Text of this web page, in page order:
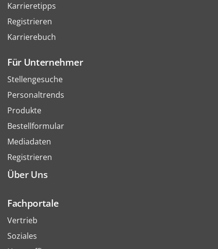
Karrieretipps
Registrieren
Karrierebuch
Für Unternehmer
Stellengesuche
Personaltrends
Produkte
Bestellformular
Mediadaten
Registrieren
Über Uns
Fachportale
Vertrieb
Soziales